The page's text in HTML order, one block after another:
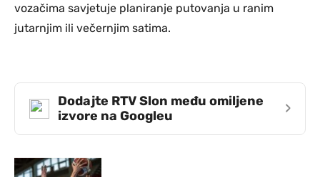
vozačima savjetuje planiranje putovanja u ranim
jutarnjim ili večernjim satima.
Dodajte RTV Slon među omiljene
izvore na Googleu
›